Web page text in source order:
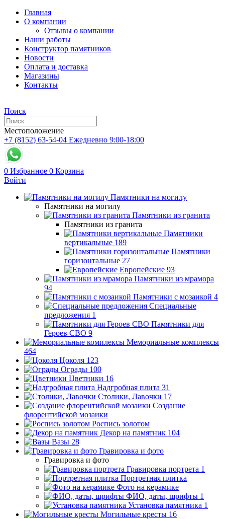
Главная
О компании
Отзывы о компании
Наши работы
Конструктор памятников
Новости
Оплата и доставка
Магазины
Контакты
Поиск
Местоположение
+7 (8152) 63-54-04 Ежедневно 9:00-18:00
0 Избранное 0 Корзина
Войти
Памятники на могилу
Памятники на могилу
Памятники из гранита
Памятники из гранита
Памятники
вертикальные 189
Памятники
горизонтальные 27
Европейские 93
Памятники из мрамора
94
Памятники с мозаикой 4
Специальные
предложения 1
Памятники для
Героев СВО 9
Мемориальные комплексы
464
Цоколя 123
Ограды 100
Цветники 16
Надгробная плита 31
Столики, Лавочки 17
Создание
флорентийской мозаики
Роспись золотом
Декор на памятник 104
Вазы 28
Гравировка и фото
Гравировка и фото
Гравировка портрета 1
Портретная плитка
Фото на керамике
ФИО, даты, шрифты 1
Установка памятника 1
Могильные кресты 16